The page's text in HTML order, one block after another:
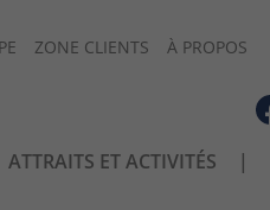
ZONE CLIENTS À PROPOS
ATTRAITS ET ACTIVITÉS